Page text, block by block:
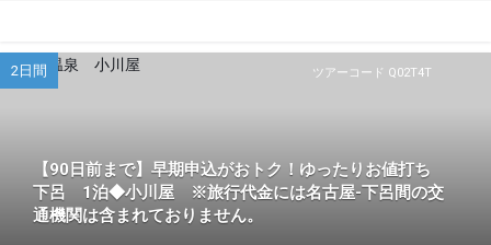
ツアーコード Q02T4T
2日間
【90日前まで】早期申込がおトク！ゆったりお値打ち
下呂 1泊◆小川屋 ※旅行代金には名古屋-下呂間の交
通機関は含まれておりません。